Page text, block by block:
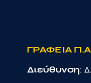
ΓΡΑΦΕΙΑ
Διεύθυνση: